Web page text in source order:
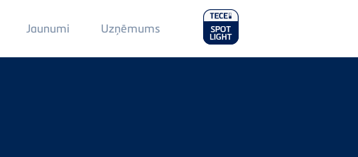
Jaunumi Main
Menu
2
Uzņēmums